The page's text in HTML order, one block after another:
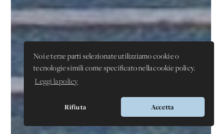
Noi e terze parti selezionate utilizziamo cookie o
tecnologie simili come specificato nella cookie policy.
Leggi la policy
Rifiuta Accetta